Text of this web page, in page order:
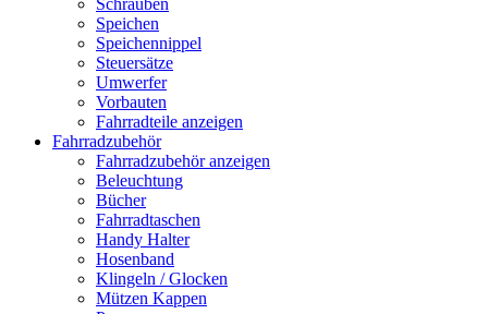
Schrauben
Speichen
Speichennippel
Steuersätze
Umwerfer
Vorbauten
Fahrradteile anzeigen
Fahrradzubehör
Fahrradzubehör anzeigen
Beleuchtung
Bücher
Fahrradtaschen
Handy Halter
Hosenband
Klingeln / Glocken
Mützen Kappen